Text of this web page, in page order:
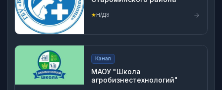
★Н/Д8
Канал
МАОУ "Школа
агробизнестехнологий"